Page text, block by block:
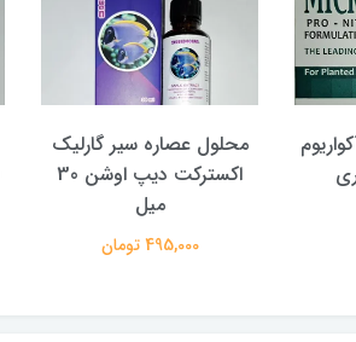
محلول عصاره سیر گارلیک
اکسترکت دیپ اوشن 30
میل
495,000 تومان